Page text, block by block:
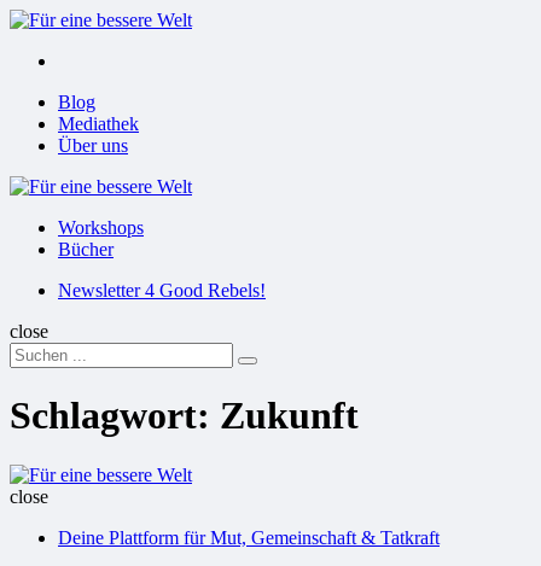
Menu
Menu
Blog
Mediathek
Über uns
Für
Workshops
Bücher
SuchenNewsletter 4 Good Rebels!
close
Search
for:
Suchen
Schlagwort: Zukunft
Für
Welt
close
Deine Plattform für Mut, Gemeinschaft & Tatkraft